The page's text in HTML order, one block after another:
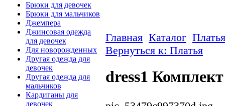
Брюки для девочек
Брюки для мальчиков
Джемпера
Джинсовая одежда
для девочек
Для новорожденных
Другая одежда для
девочек
Другая одежда для
мальчиков
Кардиганы для
девочек
Главная Каталог Платья
Вернуться к: Платья
dress1